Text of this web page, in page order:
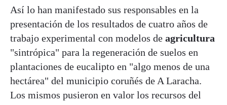
Así lo han manifestado sus responsables en la
presentación de los resultados de cuatro años de
trabajo experimental con modelos de agricultura
"sintrópica" para la regeneración de suelos en
plantaciones de eucalipto en "algo menos de una
hectárea" del municipio coruñés de A Laracha.
Los mismos pusieron en valor los recursos del